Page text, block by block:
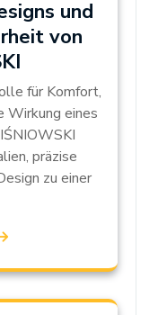
und
von
für Komfort,
Wirkung eines
präzise
zu einer